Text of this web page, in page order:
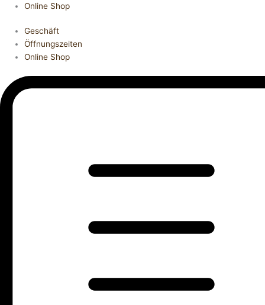
Online Shop
Geschäft
Öffnungszeiten
Online Shop